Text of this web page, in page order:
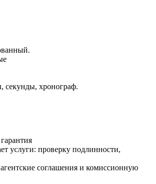
секунды, хронограф.
услуги: проверку подлинности,
соглашения и комиссионную